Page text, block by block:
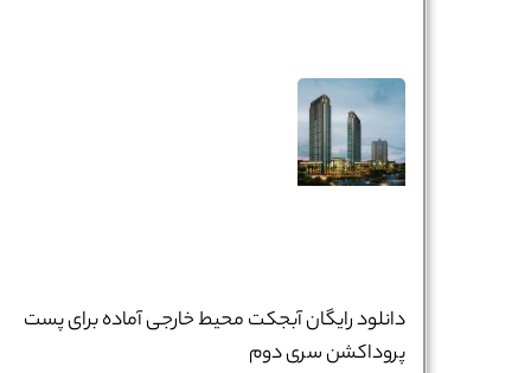
دانلود رایگان آبجکت محیط خارجی آماده برای پست
پروداکشن سری دوم